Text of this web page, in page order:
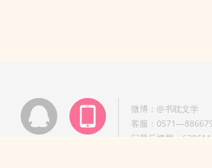
微博：@书耽文学
客服：
问题反馈群：